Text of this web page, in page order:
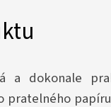
a dokonale
pratelného